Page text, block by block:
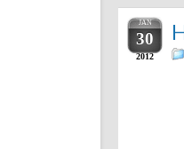
JAN
30
2012